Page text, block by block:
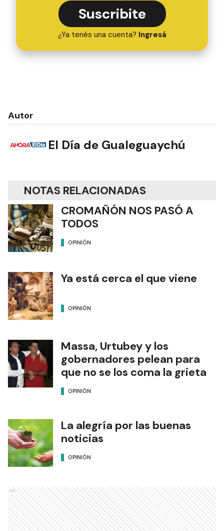
Suscribite
¿Ya tenés una cuenta? Ingresá
Autor
El Día de Gualeguaychú
NOTAS RELACIONADAS
CROMAÑÓN NOS PASÓ A
TODOS
OPINIÓN
Ya está cerca el que viene
OPINIÓN
Massa, Urtubey y los
gobernadores pelean para
que no se los coma la grieta
OPINIÓN
La alegría por las buenas
noticias
OPINIÓN
Ads